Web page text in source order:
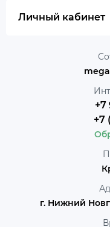
Личный кабинет
+7
+7
г. Нижний